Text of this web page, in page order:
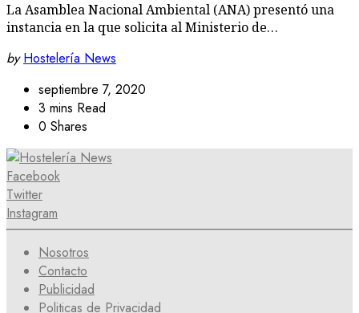
La Asamblea Nacional Ambiental (ANA) presentó una
instancia en la que solicita al Ministerio de…
by Hostelería News
septiembre 7, 2020
3 mins Read
0 Shares
Facebook
Twitter
Instagram
Nosotros
Contacto
Publicidad
Politicas de Privacidad